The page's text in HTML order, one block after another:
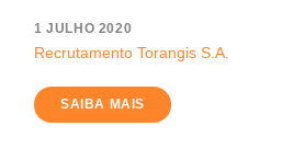
1 JULHO 2020
Recrutamento Torangis S.A.
SAIBA MAIS